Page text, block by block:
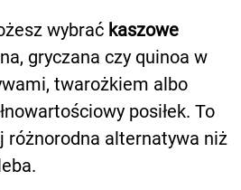
wybrać kaszowe
gryczana czy quinoa w
twarożkiem albo
posiłek. To
różnorodna alternatywa niż